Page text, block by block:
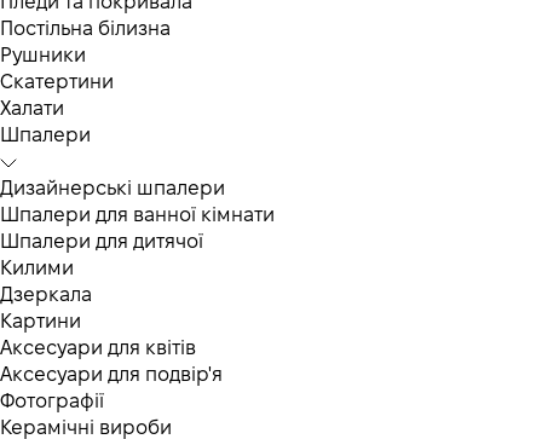
Постільна білизна
Рушники
Скатертини
Халати
Шпалери
Дизайнерські шпалери
Шпалери для ванної кімнати
Шпалери для дитячої
Килими
Дзеркала
Картини
Аксесуари для квітів
Аксесуари для подвір'я
Фотографії
Керамічні вироби